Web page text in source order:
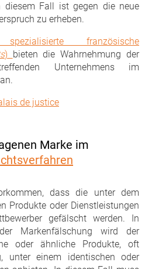
diesem Fall ist gegen die neue
zu erheben.
spezialisierte französische
) bieten die Wahrnehmung der
Unternehmens im
Marke im
dass die unter dem
Produkte oder Dienstleistungen
gefälscht werden. In
Markenfälschung wird der
oder ähnliche Produkte, oft
unter einem identischen oder